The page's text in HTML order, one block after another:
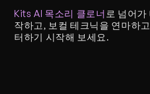
Kits AI 목소리 클로너 로 넘어가
작하고, 보컬 테크닉을 연마하
터하기 시작해 보세요.